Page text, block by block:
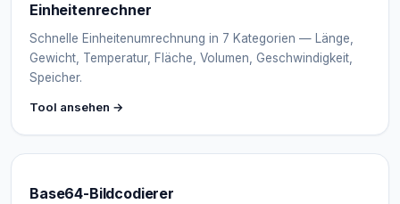
Einheitenrechner
Schnelle Einheitenumrechnung in 7 Kategorien — Länge,
Gewicht, Temperatur, Fläche, Volumen, Geschwindigkeit,
Speicher.
Tool ansehen →
Base64-Bildcodierer